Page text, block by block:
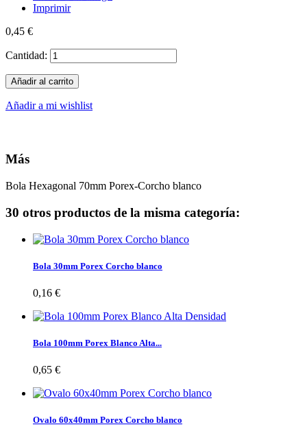
Imprimir
0,45 €
Cantidad:
Añadir al carrito
Añadir a mi wishlist
Más
Bola Hexagonal 70mm Porex-Corcho blanco
30 otros productos de la misma categoría:
Bola 30mm Porex Corcho blanco
0,16 €
Bola 100mm Porex Blanco Alta...
0,65 €
Ovalo 60x40mm Porex Corcho blanco